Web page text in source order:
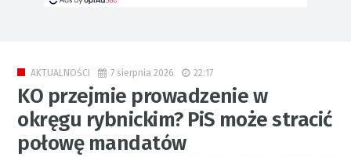
AKTUALNOŚCI 7 sierpnia 2026 22:17
KO przejmie prowadzenie w
okręgu rybnickim? PiS może stracić
połowę mandatów